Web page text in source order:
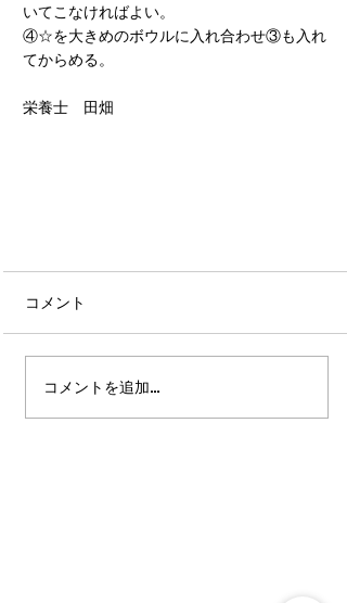
いてこなければよい。
④☆を大きめのボウルに入れ合わせ③も入れ
てからめる。
栄養士　田畑
コメント
コメントを追加…